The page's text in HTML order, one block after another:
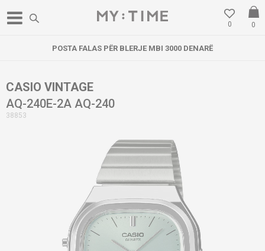
0
0
POSTA FALAS PËR BLERJE MBI 3000 DENARË
CASIO VINTAGE
AQ-240E-2A AQ-240
38853